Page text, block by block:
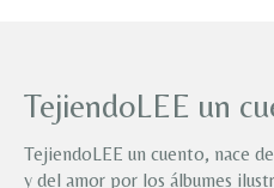
TejiendoLEE un
TejiendoLEE un cuento, nace
y del amor por los álbumes